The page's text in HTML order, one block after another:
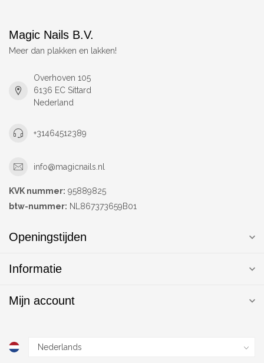
Magic Nails B.V.
Meer dan plakken en lakken!
Overhoven 105
6136 EC Sittard
Nederland
+31464512389
info@magicnails.nl
KVK nummer: 95889825
btw-nummer: NL867373659B01
Openingstijden
Informatie
Mijn account